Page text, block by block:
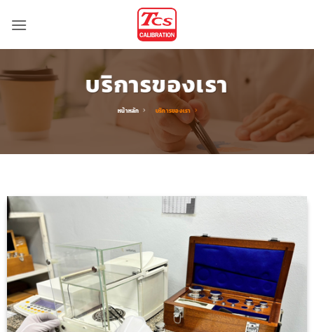
บริการของเรา
หน้าหลัก บริการของเรา